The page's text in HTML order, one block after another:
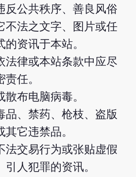
反公共秩序、善良风俗
不法之文字、图片或任
的资讯于本站。
法律或本站条款中应尽
责任。
散布电脑病毒。
品、禁药、枪枝、盗版
其它违禁品。
法交易行为或张贴虚假
引人犯罪的资讯。